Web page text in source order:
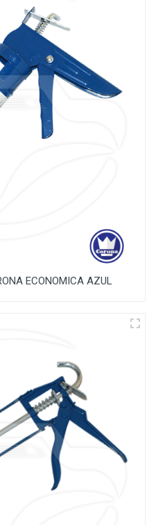
ECONOMICA AZUL